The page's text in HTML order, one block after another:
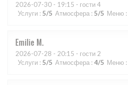
2026-07-30 - 19:15 - гости 4
Услуги : 5/5 Атмосфера : 5/5 Меню :
Emilie M
2026-07-28 - 20:15 - гости 2
Услуги : 5/5 Атмосфера : 4/5 Меню :